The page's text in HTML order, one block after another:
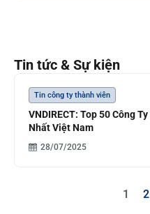
Tin tức & Sự kiện
Tin công ty thành viên
VNDIRECT: Top 50 Công
Nhất Việt Nam
28/07/2025
1 2